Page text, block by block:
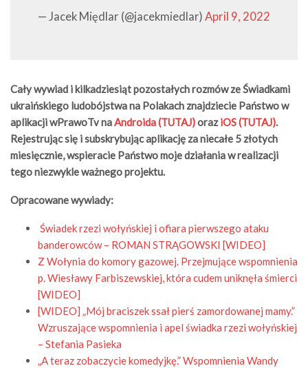
— Jacek Międlar (@jacekmiedlar) April 9, 2022
Cały wywiad i kilkadziesiąt pozostałych rozmów ze Świadkami
ukraińskiego ludobójstwa na Polakach znajdziecie Państwo w
aplikacji wPrawoTv naAndroida (TUTAJ)oraziOS (TUTAJ).
Rejestrując się i subskrybując aplikację za niecałe 5 złotych
miesięcznie, wspieracie Państwo moje działania w realizacji
tego niezwykle ważnego projektu.
Opracowane wywiady:
Świadek rzezi wołyńskiej i ofiara pierwszego ataku
banderowców – ROMAN STRĄGOWSKI [WIDEO]
Z Wołynia do komory gazowej. Przejmujące wspomnienia
p. Wiesławy Farbiszewskiej, która cudem uniknęła śmierci
[WIDEO]
[WIDEO] „Mój braciszek ssał pierś zamordowanej mamy.”
Wzruszające wspomnienia i apel świadka rzezi wołyńskiej
– Stefania Pasieka
„A teraz zobaczycie komedyjkę.” Wspomnienia Wandy